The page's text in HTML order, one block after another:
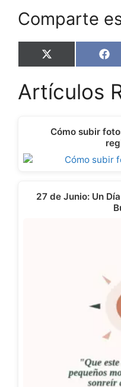
Comparte
Share
on
X
(
w
i
e
on
F
a
e
b
k
Artículos
Cómo subir
27 de Junio: Un